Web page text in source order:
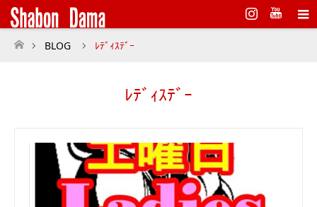
Instagram
ホーム
BLOG ﾚﾃﾞｨｽﾃﾞｰ
ﾚﾃﾞｨｽﾃﾞｰ